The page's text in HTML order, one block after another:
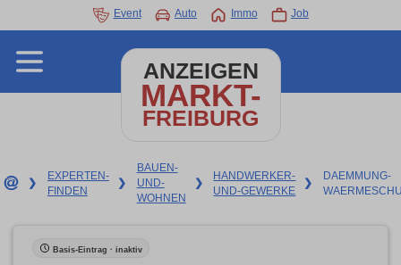
Event Auto Immo Job
ANZEIGEN
MARKT-
FREIBURG
❯
EXPERTEN-
FINDEN
❯
BAUEN-
UND-
WOHNEN
❯
HANDWERKER-
UND-GEWERKE
❯
DAEMMUNG-
Basis-Eintrag · inaktiv